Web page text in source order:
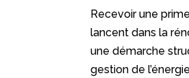
Recevoir une
lancent dans la
une démarche
gestion de